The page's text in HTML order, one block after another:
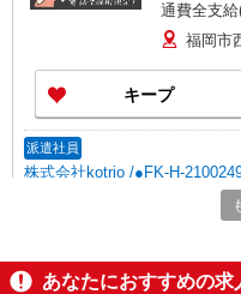
通費全支
福岡市
キープ
派遣社員
株式会社kotrio /●FK-H-
福岡市西
ッフ＊週
支給(ガソ
あなたにおすすめの求